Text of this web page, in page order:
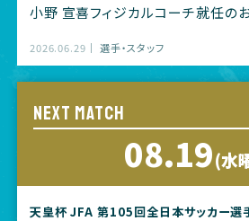
小野 宣喜フィジカルコーチ就任の
2026.06.29 選手・スタッフ
NEXT MATCH
08.19(水
天皇杯 JFA 第105回全日本サッカー選